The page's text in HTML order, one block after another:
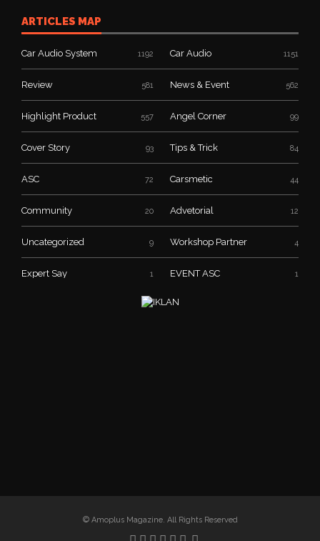
ARTICLES MAP
Car Audio System 1192 Car Audio 1151
Review 581 News & Event 562
Highlight Product 557 Angel Corner 99
Cover Story 93 Tips & Trick 84
ASC 72 Carsmetic 44
Community 20 Advetorial 12
Uncategorized 9 Workshop Partner 4
Expert Say 1 EVENT ASC 1
© Amoplus Magazine. All Rights Reserved